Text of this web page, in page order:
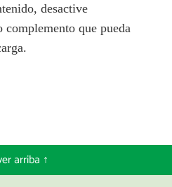
desactive
que pueda
arriba ↑